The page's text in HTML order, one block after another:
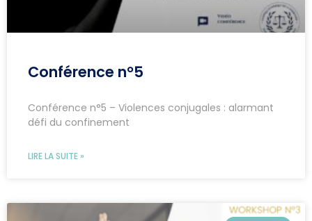
Conférence n°5
Conférence n°5 – Violences conjugales : alarmant
défi du confinement
LIRE LA SUITE »